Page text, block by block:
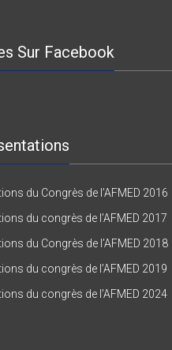
Sur Facebook
du Congrès de l’AFMED 2016
du congrès de l’AFMED 2017
du Congrès de l’AFMED 2018
du congrès de l’AFMED 2019
du congrès de l’AFMED 2024